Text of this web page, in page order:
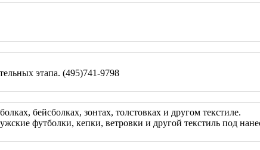
этапа. (495)741-9798
бейсболках, зонтах, толстовках и другом текстиле.
футболки, кепки, ветровки и другой текстиль под